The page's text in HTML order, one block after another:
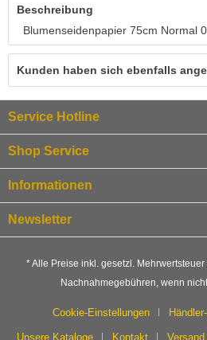
Beschreibung
Blumenseidenpapier 75cm Normal 0
Kunden haben sich ebenfalls
Service Hotline
Shop Service
Informationen
Newsletter
* Alle Preise inkl. gesetzl. Mehrwertsteuer
Nachnahmegebühren, wenn
Cookie-Einstellungen
Unsere Kataloge Kontakt